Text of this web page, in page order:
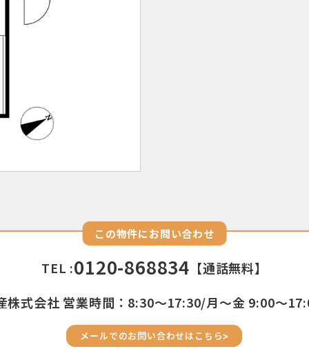
この物件にお問い合わせ
TEL :0120-868834 【通話無料】
株式会社 営業時間：8:30〜17:30/月〜金 9:00〜
メールでのお問い合わせはこちら